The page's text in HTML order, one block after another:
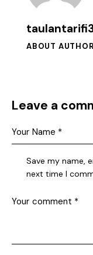
ABOUT AUTHOR
Leave a
Save my name,
next time I